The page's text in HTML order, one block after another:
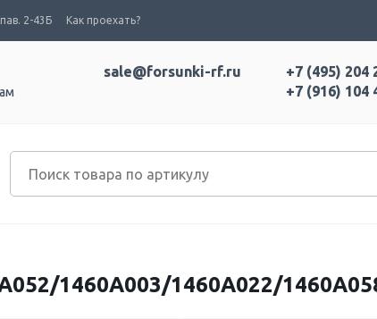
2-43Б Как проехать?
+7 (495) 204
+7 (916) 104
sale@forsunki-rf.ru
1460A003/1460A022/